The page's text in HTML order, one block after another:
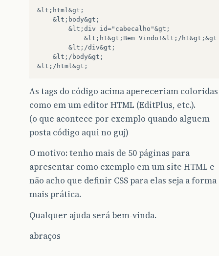
&lt;html&gt;
    &lt;body&gt;
        &lt;div id="cabecalho"&gt;
            &lt;h1&gt;Bem Vindo!&lt;/h1&gt;&gt
        &lt;/div&gt;
    &lt;/body&gt;
As tags do código acima apereceriam coloridas
como em um editor HTML (EditPlus, etc.).
(o que acontece por exemplo quando alguem
posta código aqui no guj)
O motivo: tenho mais de 50 páginas para
apresentar como exemplo em um site HTML e
não acho que definir CSS para elas seja a forma
mais prática.
Qualquer ajuda será bem-vinda.
abraços